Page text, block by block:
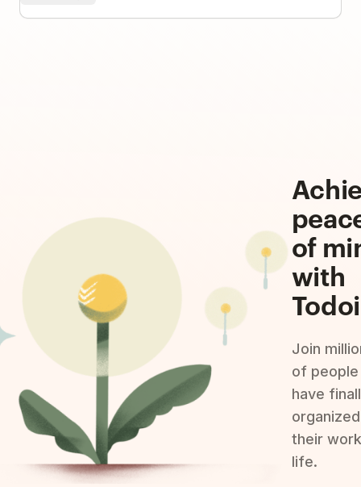
of
with
Join
of
have
organized
their
life.